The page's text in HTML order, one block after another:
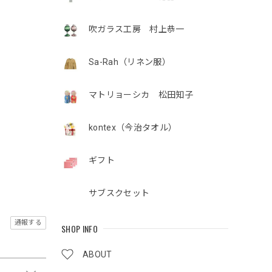
吹ガラス工房 村上恭一
Sa-Rah（リネン服）
マトリョーシカ 松田知子
kontex（今治タオル）
ギフト
サブスクセット
SHOP INFO
ABOUT
通報する